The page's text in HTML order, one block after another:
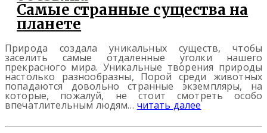
Самые странные существа на
планете
Природа создала уникальных существ, чтобы
заселить самые отдаленные уголки нашего
прекрасного мира. Уникальные творения природы
настолько разнообразны, Порой среди животных
попадаются довольно странные экземпляры, на
которые, пожалуй, не стоит смотреть особо
впечатлительным людям… читать далее